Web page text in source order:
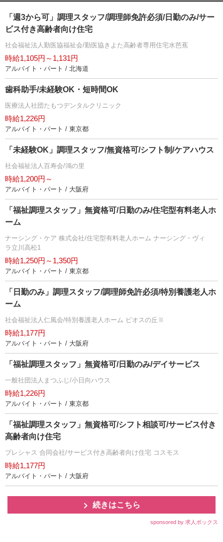
「週3から可」調理スタッフ/調理師免許必須/日勤のみ/サー
ビス付き高齢者向け住宅
社会福祉法人勤医協福祉会/勤医協きよた高齢者専用住宅水芭蕉
時給1,105円～1,131円
アルバイト・パート / 北海道
歯科助手/未経験OK・短時間OK
医療法人社団たもつデンタルクリニック
時給1,226円
アルバイト・パート / 東京都
「未経験OK」調理スタッフ/無資格可/シフト制/ケアハウス
社会福祉法人百寿会/鴻の里
時給1,200円～
アルバイト・パート / 大阪府
「福祉調理スタッフ」無資格可/日勤のみ/住宅型有料老人ホ
ーム
ナーシング・ケア 株式会社/住宅型有料老人ホーム ナーシング・ヴィ
ラ立川高松1
時給1,250円～1,350円
アルバイト・パート / 東京都
「日勤のみ」調理スタッフ/調理師免許必須/特別養護老人ホ
ーム
社会福祉法人仁風会/特別養護老人ホーム ビオスの丘Ⅱ
時給1,177円
アルバイト・パート / 大阪府
「福祉調理スタッフ」無資格可/日勤のみ/デイサービス
一般社団法人まつふじ/小日向ハウス
時給1,226円
アルバイト・パート / 東京都
「福祉調理スタッフ」無資格可/シフト相談可/サービス付き
高齢者向け住宅
プレシャス 合同会社/サービス付き高齢者向け住宅 コスモス
時給1,177円
アルバイト・パート / 大阪府
続きはこちら
sponsored by 求人ボックス